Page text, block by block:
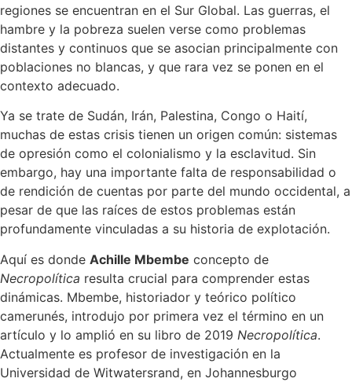
regiones se encuentran en el Sur Global. Las guerras, el
hambre y la pobreza suelen verse como problemas
distantes y continuos que se asocian principalmente con
poblaciones no blancas, y que rara vez se ponen en el
contexto adecuado.
Ya se trate de Sudán, Irán, Palestina, Congo o Haití,
muchas de estas crisis tienen un origen común: sistemas
de opresión como el colonialismo y la esclavitud. Sin
embargo, hay una importante falta de responsabilidad o
de rendición de cuentas por parte del mundo occidental, a
pesar de que las raíces de estos problemas están
profundamente vinculadas a su historia de explotación.
Aquí es donde Achille Mbembe concepto de
Necropolítica resulta crucial para comprender estas
dinámicas. Mbembe, historiador y teórico político
camerunés, introdujo por primera vez el término en un
artículo y lo amplió en su libro de 2019 Necropolítica.
Actualmente es profesor de investigación en la
Universidad de Witwatersrand, en Johannesburgo